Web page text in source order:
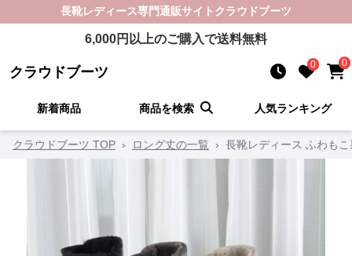
長靴レディース専門通販サイト クラウドブーツ
6,000円以上のご購入で送料無料
クラウドブーツ 0 0
新着商品 商品を検索 人気ランキング
クラウドブーツ TOP › ロング丈の一覧 › 長靴レディース ふわも